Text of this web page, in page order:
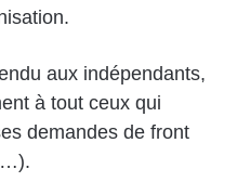
aux indépendants,
à tout ceux qui
demandes de front